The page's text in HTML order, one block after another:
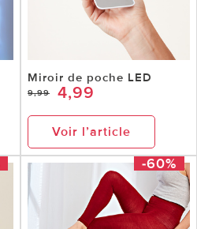
Miroir de poche LED
9,99 4,99
Voir l’article
-60%